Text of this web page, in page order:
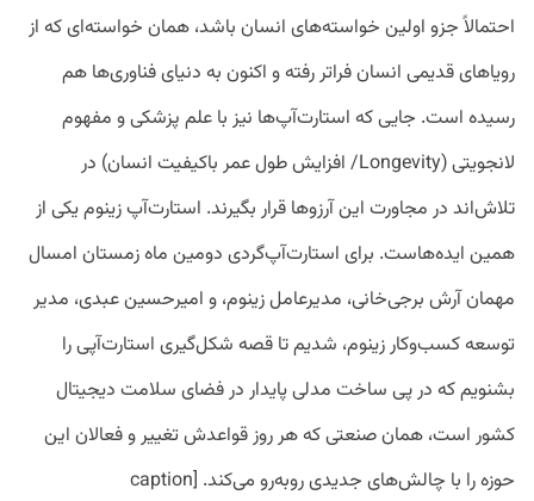
احتمالاً جزو اولین خواسته‌های انسان باشد، همان خواسته‌ای که از
رویاهای قدیمی انسان فراتر رفته و اکنون به دنیای فناوری‌ها هم
رسیده است. جایی که استارت‌آپ‌ها نیز با علم پزشکی و مفهوم
لانجویتی (Longevity/ افزایش طول عمر باکیفیت انسان) در
تلاش‌اند در مجاورت این آرزوها قرار بگیرند. استارت‌آپ زینوم یکی از
همین ایده‌هاست. برای استارت‌آپ‌گردی دومین ماه زمستان امسال
مهمان آرش برجی‌خانی، مدیرعامل زینوم، و امیرحسین عبدی، مدیر
توسعه کسب‌وکار زینوم، شدیم تا قصه شکل‌گیری استارت‌آپی را
بشنویم که در پی ساخت مدلی پایدار در فضای سلامت دیجیتال
کشور است، همان صنعتی که هر روز قواعدش تغییر و فعالان این
حوزه را با چالش‌های جدیدی روبه‌رو می‌کند. [caption